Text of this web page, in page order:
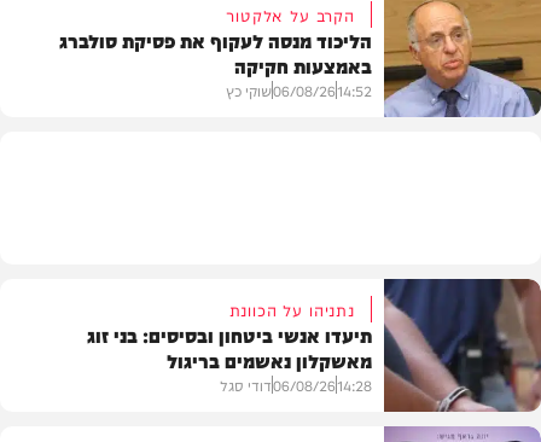
בריאות
הקרב על אלקטור
הליכוד מנסה לעקוף את פסיקת סולברג
באמצעות חקיקה
14:52
06/08/26שוקי כץ
נתניהו על הכוונת
תיעדו אנשי ביטחון ובסיסים: בני זוג
מאשקלון נאשמים בריגול
14:28
06/08/26דודי סגל